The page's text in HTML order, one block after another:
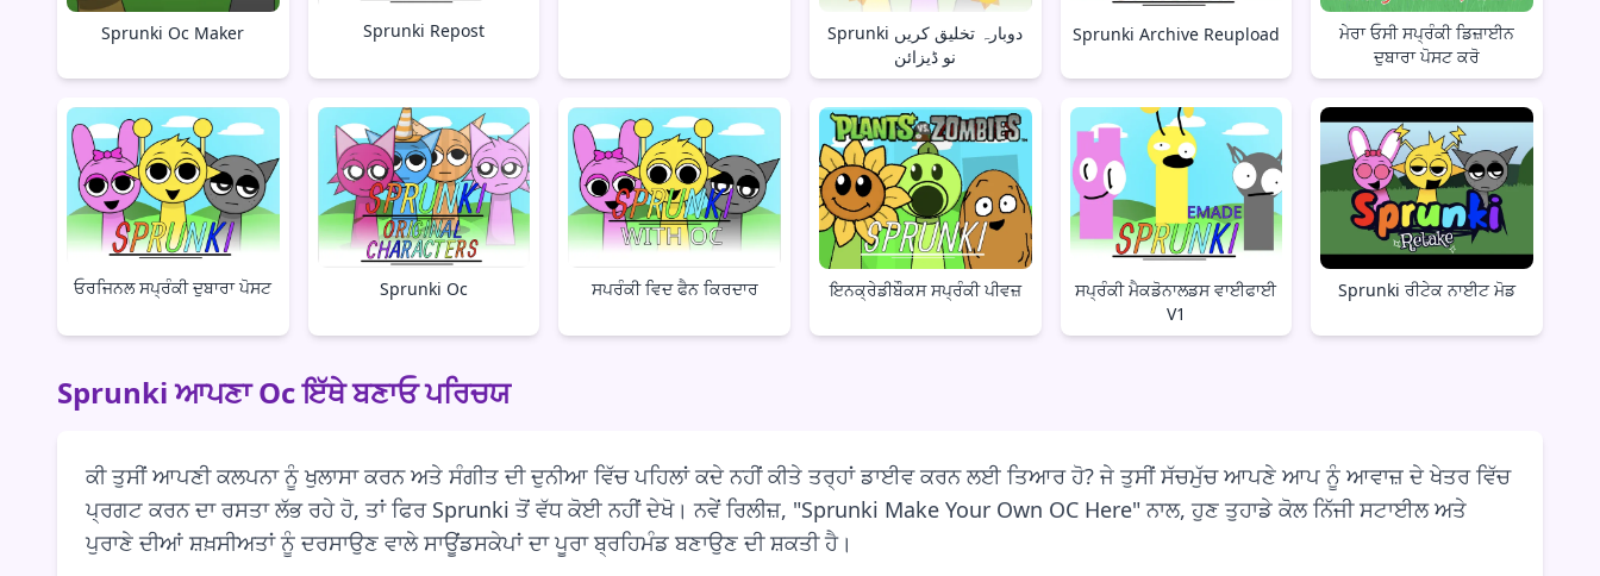
Sprunki Oc Maker Sprunki Repost
Sprunki دوبارہ تخلیق کریں
نو ڈیزائن
Sprunki Archive Reupload
ਮੇਰਾ ਓਸੀ ਸਪ੍ਰੰਕੀ ਡਿਜ਼ਾਈਨ
ਦੁਬਾਰਾ ਪੋਸਟ ਕਰੋ
ਓਰਜਿਨਲ ਸਪ੍ਰੰਕੀ ਦੁਬਾਰਾ ਪੋਸਟ Sprunki Oc ਸਪਰੰਕੀ ਵਿਦ ਫੈਨ ਕਿਰਦਾਰ ਇਨਕ੍ਰੇਡੀਬੌਕਸ ਸਪ੍ਰੰਕੀ ਪੀਵਜ਼
ਸਪ੍ਰੰਕੀ ਮੈਕਡੋਨਾਲਡਸ ਵਾਈਫਾਈ
V1
Sprunki ਰੀਟੇਕ ਨਾਈਟ ਮੋਡ
Sprunki ਆਪਣਾ Oc ਇੱਥੇ ਬਣਾਓ ਪਰਿਚਯ
ਕੀ ਤੁਸੀਂ ਆਪਣੀ ਕਲਪਨਾ ਨੂੰ ਖੁਲਾਸਾ ਕਰਨ ਅਤੇ ਸੰਗੀਤ ਦੀ ਦੁਨੀਆ ਵਿੱਚ ਪਹਿਲਾਂ ਕਦੇ ਨਹੀਂ ਕੀਤੇ ਤਰ੍ਹਾਂ ਡਾਈਵ ਕਰਨ ਲਈ ਤਿਆਰ ਹੋ? ਜੇ ਤੁਸੀਂ ਸੱਚਮੁੱਚ ਆਪਣੇ ਆਪ ਨੂੰ ਆਵਾਜ਼ ਦੇ ਖੇਤਰ ਵਿੱਚ
ਪ੍ਰਗਟ ਕਰਨ ਦਾ ਰਸਤਾ ਲੱਭ ਰਹੇ ਹੋ, ਤਾਂ ਫਿਰ Sprunki ਤੋਂ ਵੱਧ ਕੋਈ ਨਹੀਂ ਦੇਖੋ। ਨਵੇਂ ਰਿਲੀਜ਼, "Sprunki Make Your Own OC Here" ਨਾਲ, ਹੁਣ ਤੁਹਾਡੇ ਕੋਲ ਨਿੱਜੀ ਸਟਾਈਲ ਅਤੇ
ਪੁਰਾਣੇ ਦੀਆਂ ਸ਼ਖ਼ਸੀਅਤਾਂ ਨੂੰ ਦਰਸਾਉਣ ਵਾਲੇ ਸਾਊਂਡਸਕੇਪਾਂ ਦਾ ਪੂਰਾ ਬ੍ਰਹਿਮੰਡ ਬਣਾਉਣ ਦੀ ਸ਼ਕਤੀ ਹੈ।